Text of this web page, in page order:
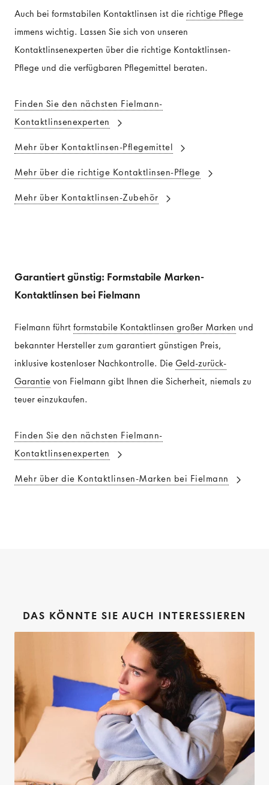
Auch bei formstabilen Kontaktlinsen ist die richtige Pflege
immens wichtig. Lassen Sie sich von unseren
Kontaktlinsenexperten über die richtige Kontaktlinsen-
Pflege und die verfügbaren Pflegemittel beraten.
Finden Sie den nächsten Fielmann-
Kontaktlinsenexperten
Mehr über Kontaktlinsen-Pflegemittel
Mehr über die richtige Kontaktlinsen-Pflege
Mehr über Kontaktlinsen-Zubehör
Garantiert günstig: Formstabile Marken-
Kontaktlinsen bei Fielmann
Fielmann führt formstabile Kontaktlinsen großer Marken und
bekannter Hersteller zum garantiert günstigen Preis,
inklusive kostenloser Nachkontrolle. Die Geld-zurück-
Garantie von Fielmann gibt Ihnen die Sicherheit, niemals zu
teuer einzukaufen.
Finden Sie den nächsten Fielmann-
Kontaktlinsenexperten
Mehr über die Kontaktlinsen-Marken bei Fielmann
DAS KÖNNTE SIE AUCH INTERESSIEREN